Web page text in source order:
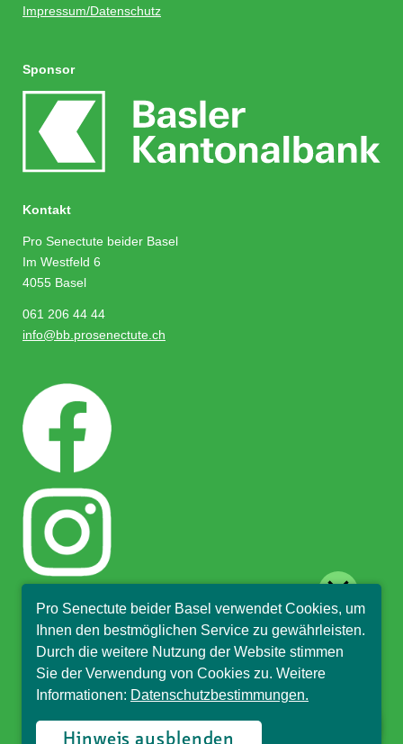
Impressum/Datenschutz
Sponsor
Kontakt
Pro Senectute beider Basel
Im Westfeld 6
4055 Basel
061 206 44 44
info@bb.prosenectute.ch
© Pro Senectute beider Basel, 2018
Pro Senectute beider Basel verwendet Cookies, um
Ihnen den bestmöglichen Service zu gewährleisten.
Durch die weitere Nutzung der Website stimmen
Sie der Verwendung von Cookies zu. Weitere
Informationen: Datenschutzbestimmungen.
Hinweis ausblenden
Hallo, ich bin Sophia und
beantworte gerne Ihre
Fragen.
close